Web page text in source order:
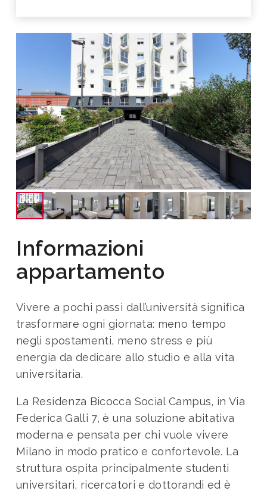
Informazioni
appartamento
Vivere a pochi passi dall’università significa
trasformare ogni giornata: meno tempo
negli spostamenti, meno stress e più
energia da dedicare allo studio e alla vita
universitaria.
La Residenza Bicocca Social Campus, in Via
Federica Galli 7, è una soluzione abitativa
moderna e pensata per chi vuole vivere
Milano in modo pratico e confortevole. La
struttura ospita principalmente studenti
universitari, ricercatori e dottorandi ed è